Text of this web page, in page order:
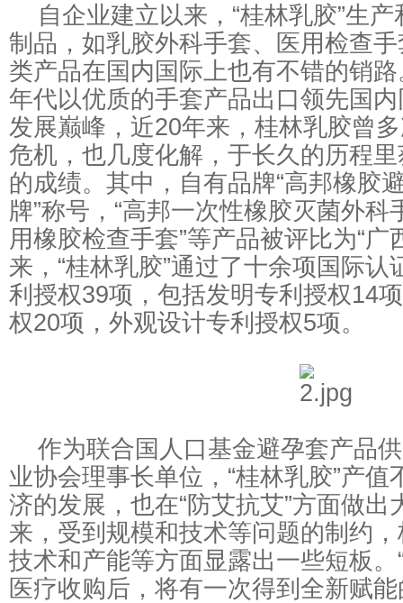
自企业建立以来，“桂林乳胶”生产
制品，如乳胶外科手套、医用检查
类产品在国内国际上也有不错的销
年代以优质的手套产品出口领先国
发展巅峰，近20年来，桂林乳胶曾
危机，也几度化解，于长久的历程
的成绩。其中，自有品牌“高邦橡胶
牌”称号，“高邦一次性橡胶灭菌外科
用橡胶检查手套”等产品被评比为“广
来，“桂林乳胶”通过了十余项国际认
利授权39项，包括发明专利授权14
权20项，外观设计专利授权5项。
作为联合国人口基金避孕套产品
业协会理事长单位，“桂林乳胶”产值
济的发展，也在“防艾抗艾”方面做出
来，受到规模和技术等问题的制约
技术和产能等方面显露出一些短板。
医疗收购后，将有一次得到全新赋